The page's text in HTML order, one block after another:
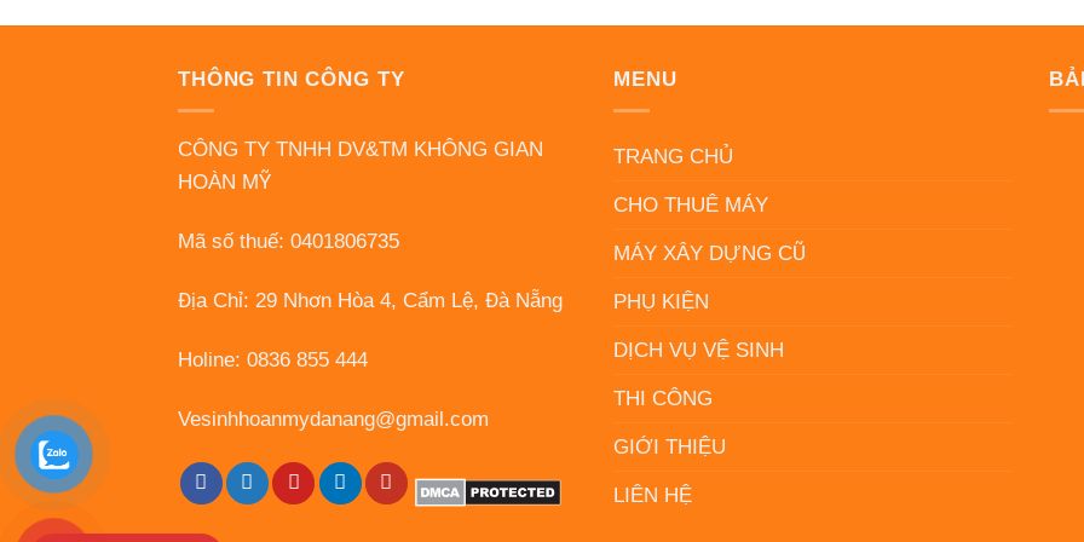
THÔNG TIN CÔNG TY
CÔNG TY TNHH DV&TM KHÔNG GIAN
HOÀN MỸ
Mã số thuế: 0401806735
Địa Chỉ: 29 Nhơn Hòa 4, Cẩm Lệ, Đà Nẵng
Holine: 0836 855 444
Vesinhhoanmydanang@gmail.com
MENU
TRANG CHỦ
CHO THUÊ MÁY
MÁY XÂY DỰNG CŨ
PHỤ KIỆN
DỊCH VỤ VỆ SINH
THI CÔNG
GIỚI THIỆU
LIÊN HỆ